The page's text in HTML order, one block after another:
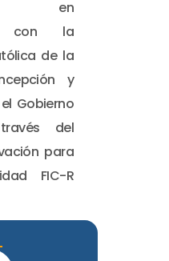
en
con la
de la
y
Gobierno
del
para
FIC-R